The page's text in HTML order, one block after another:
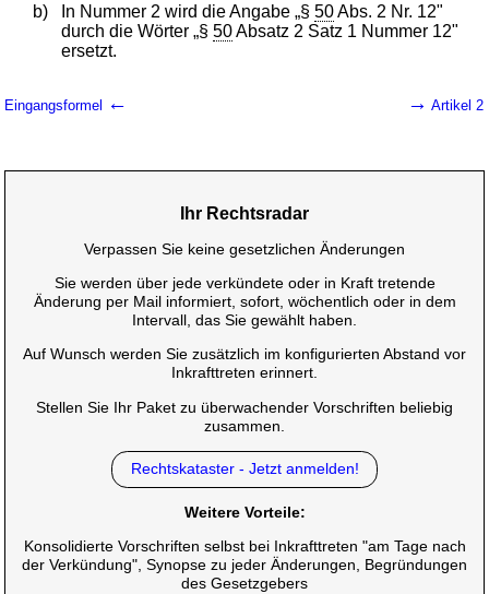
b) In Nummer 2 wird die Angabe „§ 50Abs. 2 Nr. 12"
durch die Wörter „§ 50Absatz 2 Satz 1 Nummer 12"
ersetzt.
Eingangsformel ← → Artikel 2
Ihr Rechtsradar
Verpassen Sie keine gesetzlichen Änderungen
Sie werden über jede verkündete oder in Kraft tretende
Änderung per Mail informiert, sofort, wöchentlich oder in dem
Intervall, das Sie gewählt haben.
Auf Wunsch werden Sie zusätzlich im konfigurierten Abstand vor
Inkrafttreten erinnert.
Stellen Sie Ihr Paket zu überwachender Vorschriften beliebig
zusammen.
Rechtskataster - Jetzt anmelden!
Weitere Vorteile:
Konsolidierte Vorschriften selbst bei Inkrafttreten "am Tage nach
der Verkündung", Synopse zu jeder Änderungen, Begründungen
des Gesetzgebers